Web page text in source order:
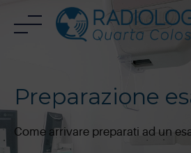
content
Preparazione
Come arrivare preparati ad un